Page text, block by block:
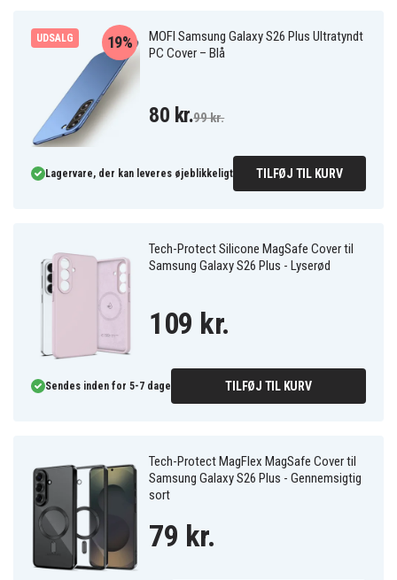
UDSALG
MOFI Samsung Galaxy S26 Plus Ultratyndt
PC Cover – Blå
19%
80 kr.99 kr.
Lagervare, der kan leveres øjeblikkeligt TILFØJ TIL KURV
Tech-Protect Silicone MagSafe Cover til
Samsung Galaxy S26 Plus - Lyserød
109 kr.
Sendes inden for 5-7 dage TILFØJ TIL KURV
Tech-Protect MagFlex MagSafe Cover til
Samsung Galaxy S26 Plus - Gennemsigtig
sort
79 kr.